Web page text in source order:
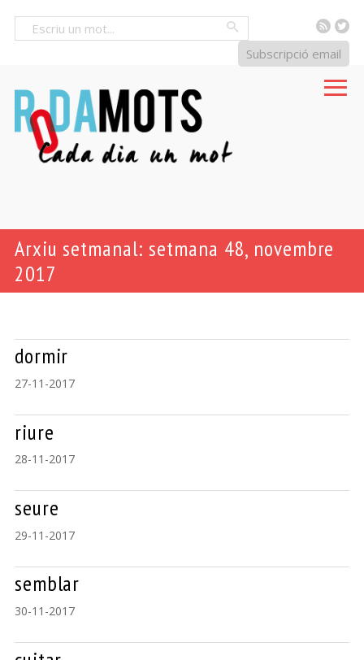
RSS
Subscripció email
Arxiu setmanal: setmana 48, novembre
2017
dormir
27-11-2017
riure
28-11-2017
seure
29-11-2017
semblar
30-11-2017